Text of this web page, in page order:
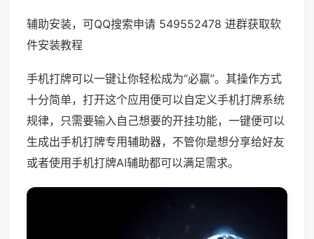
辅助安装，可QQ搜索申请 549552478 进群获取软
件安装教程
手机打牌可以一键让你轻松成为“必赢”。其操作方式
十分简单，打开这个应用便可以自定义手机打牌系统
规律，只需要输入自己想要的开挂功能，一键便可以
生成出手机打牌专用辅助器，不管你是想分享给好友
或者使用手机打牌AI辅助都可以满足需求。